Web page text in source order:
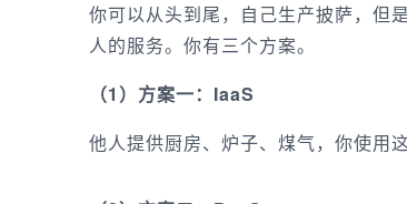
你可以从头到尾，自己生产披萨，但
人的服务。你有三个方案。
（1）方案一：IaaS
他人提供厨房、炉子、煤气，你使用